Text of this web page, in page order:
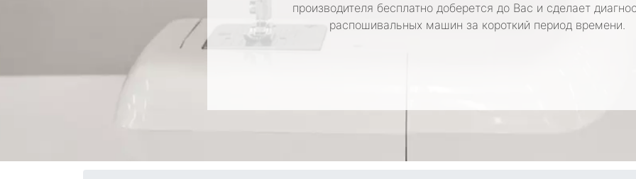
производителя бесплатно доберется до Вас и сделает
распошивальных машин за короткий период времени.